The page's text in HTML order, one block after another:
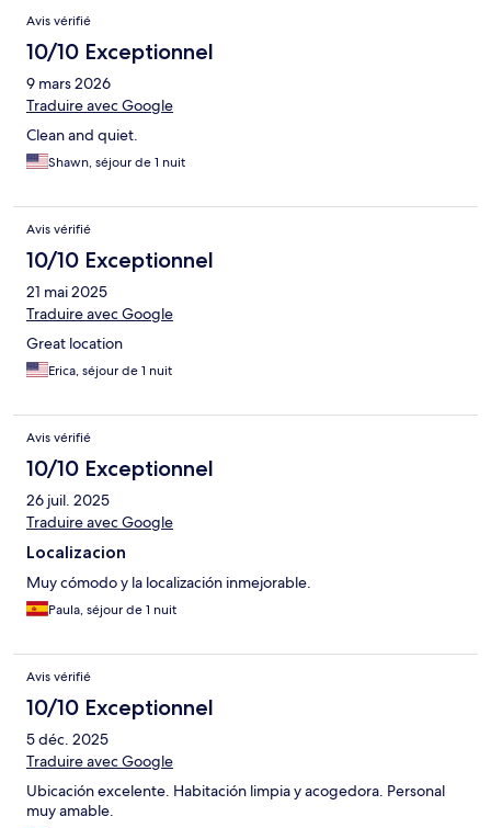
Avis vérifié
10/10 Exceptionnel
9 mars 2026
Traduire avec Google
Clean and quiet.
Shawn, séjour de 1 nuit
Avis vérifié
10/10 Exceptionnel
21 mai 2025
Traduire avec Google
Great location
Erica, séjour de 1 nuit
Avis vérifié
10/10 Exceptionnel
26 juil. 2025
Traduire avec Google
Localizacion
Muy cómodo y la localización inmejorable.
Paula, séjour de 1 nuit
Avis vérifié
10/10 Exceptionnel
5 déc. 2025
Traduire avec Google
Ubicación excelente. Habitación limpia y acogedora. Personal
muy amable.